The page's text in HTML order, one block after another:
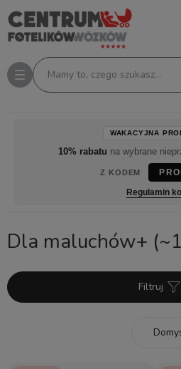
Mamy to, czego szukasz...
WAKACYJNA
10% rabatu na wybrane
Z KODEM
Regulamin
Dla maluchów+
Filtruj